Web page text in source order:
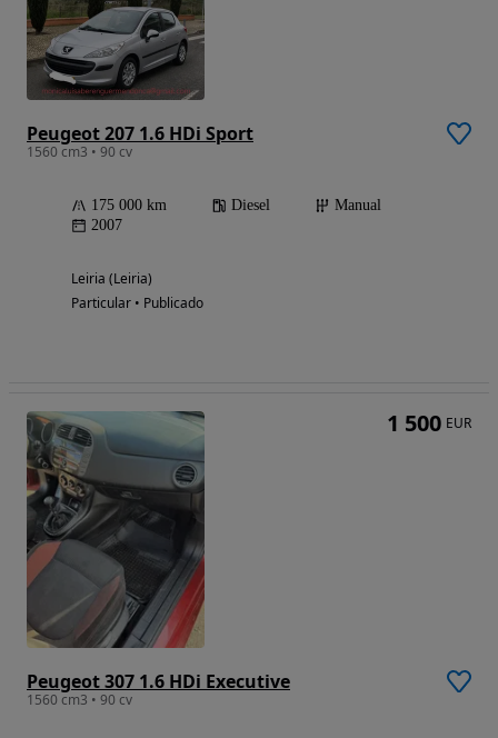
Peugeot 207 1.6 HDi Sport
1560 cm3 • 90 cv
175 000 km Diesel
Manual
2007
Leiria (Leiria)
Particular • Publicado
Peugeot 307 1.6 HDi Executive
1560 cm3 • 90 cv
1 500 EUR